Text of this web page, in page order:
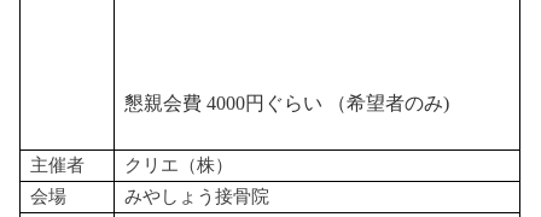
懇親会費4000円ぐらい （希望者のみ)
主催者
クリエ（株）
会場
みやしょう接骨院